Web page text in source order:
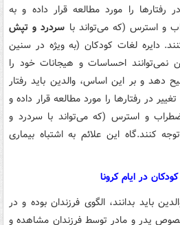
را مورد مطالعه قرار داده و به
و استرس (که می‌تواند با سردرد و تپش
دایره لغات کودکان (به ویژه در سنین
نمی‌توانند احساسات و هیجانات خود را
دهد و بر این اساس، والدین باید رفتار
در رفتارها را مورد مطالعه قرار داده و
و استرس (که می‌تواند با سردرد و
کنند.گاه این علائم به اشتباه بیماری
در ایام کرونا
باید بدانند، الگوی فرزندان بوده و در
خصوص پدر و مادر توسط فرزندان مشاهده و